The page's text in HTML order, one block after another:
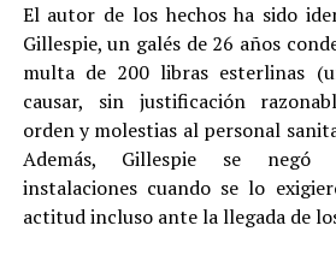
El autor de los hechos ha sido
Gillespie, un galés de 26 años
multa de 200 libras esterlinas
causar, sin justificación
orden y molestias al personal
Además, Gillespie se negó
instalaciones cuando se lo
actitud incluso ante la llegada de